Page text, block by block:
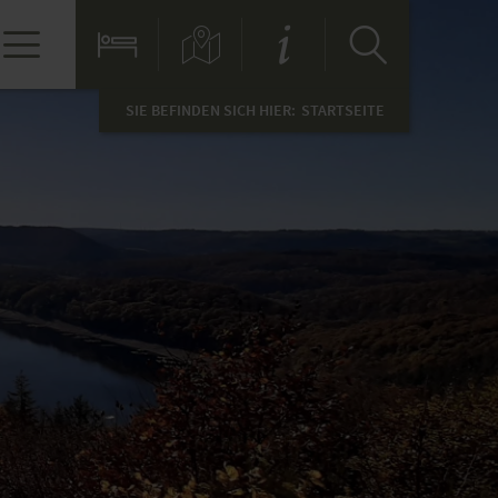
SIE BEFINDEN SICH HIER: STARTSEITE